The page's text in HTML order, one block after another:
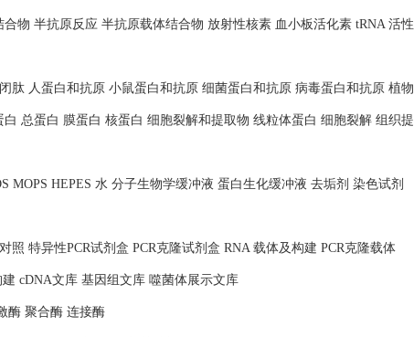
物 半抗原反应 半抗原载体结合物 放射性核素 血小板活化素 tRNA 活性
肽 人蛋白和抗原 小鼠蛋白和抗原 细菌蛋白和抗原 病毒蛋白和抗原 植物
总蛋白 膜蛋白 核蛋白 细胞裂解和提取物 线粒体蛋白 细胞裂解 组织提
MOPS HEPES 水 分子生物学缓冲液 蛋白生化缓冲液 去垢剂 染色试剂
对照 特异性PCR试剂盒 PCR克隆试剂盒 RNA 载体及构建 PCR克隆载体
cDNA文库 基因组文库 噬菌体展示文库
酶 聚合酶 连接酶